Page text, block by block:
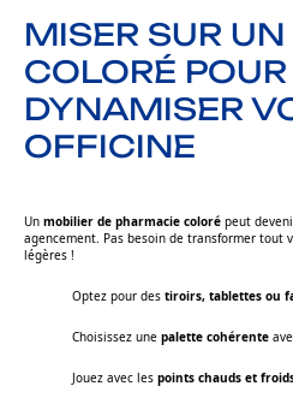
MISER SUR
COLORÉ POUR
DYNAMISER
OFFICINE
Un mobilier de pharmacie coloré peut
agencement. Pas besoin de transformer tout
légères !
Optez pour des tiroirs, tablettes ou
Choisissez une palette cohérente
Jouez avec les points chauds et